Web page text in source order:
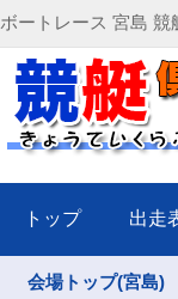
ボートレース 宮島 競
トップ 出走
会場トップ(宮島)